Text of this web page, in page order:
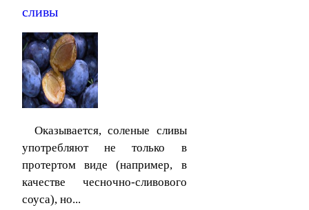
сливы
Оказывается, соленые сливы
употребляют не только в
протертом виде (например, в
качестве чесночно-сливового
соуса), но...